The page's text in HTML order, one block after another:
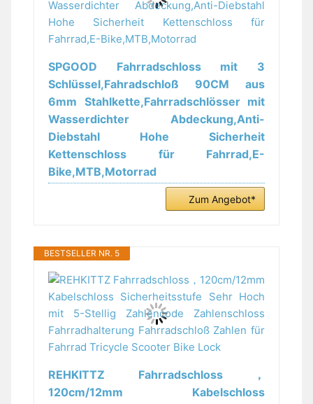
SPGOOD Fahrradschloss mit 3
Schlüssel,Fahradschloß 90CM aus
6mm Stahlkette,Fahrradschlösser mit
Wasserdichter Abdeckung,Anti-
Diebstahl Hohe Sicherheit
Kettenschloss für Fahrrad,E-
Bike,MTB,Motorrad
Zum Angebot*
BESTSELLER NR. 5
REHKITTZ Fahrradschloss，
120cm/12mm Kabelschloss